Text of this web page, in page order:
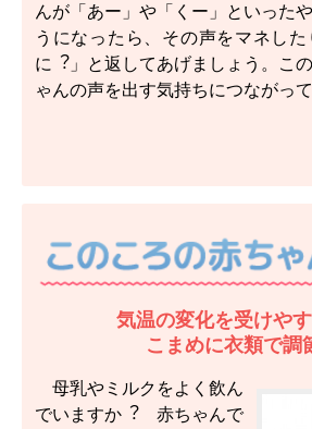
んが「あー」や「くー」といった
うになったら、その声をマネし
に︖」と返してあげましょう。こ
ゃんの声を出す気持ちにつながって
気温の変化を受けや
こまめに衣類で調
母乳やミルクをよく飲ん
でいますか︖ 赤ちゃんで